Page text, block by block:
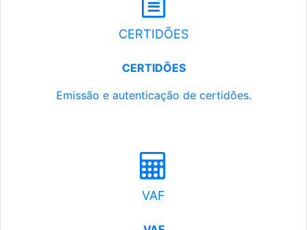
CERTIDÕES
CERTIDÕES
Emissão e autenticação de certidões.
VAF